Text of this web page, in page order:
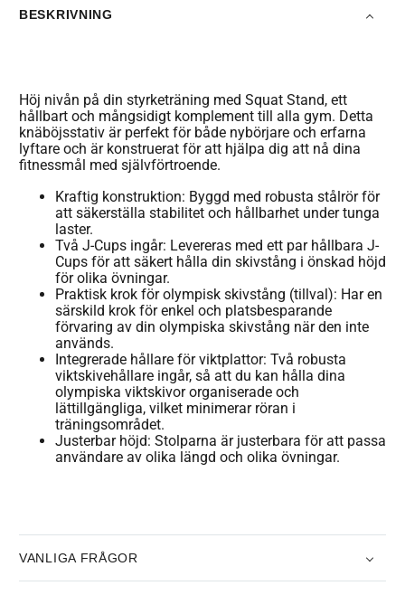
BESKRIVNING
Höj nivån på din styrketräning med Squat Stand, ett
hållbart och mångsidigt komplement till alla gym. Detta
knäböjsstativ är perfekt för både nybörjare och erfarna
lyftare och är konstruerat för att hjälpa dig att nå dina
fitnessmål med självförtroende.
Kraftig konstruktion: Byggd med robusta stålrör för
att säkerställa stabilitet och hållbarhet under tunga
laster.
Två J-Cups ingår: Levereras med ett par hållbara J-
Cups för att säkert hålla din skivstång i önskad höjd
för olika övningar.
Praktisk krok för olympisk skivstång (tillval): Har en
särskild krok för enkel och platsbesparande
förvaring av din olympiska skivstång när den inte
används.
Integrerade hållare för viktplattor: Två robusta
viktskivehållare ingår, så att du kan hålla dina
olympiska viktskivor organiserade och
lättillgängliga, vilket minimerar röran i
träningsområdet.
Justerbar höjd: Stolparna är justerbara för att passa
användare av olika längd och olika övningar.
VANLIGA FRÅGOR